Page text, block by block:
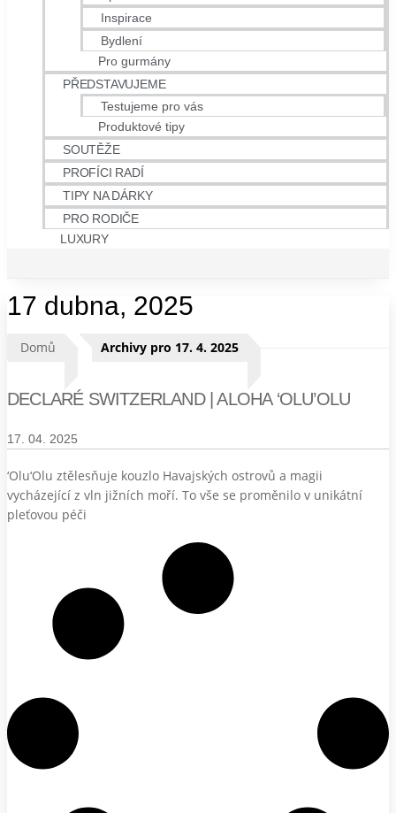
Inspirace
Bydlení
Pro gurmány
PŘEDSTAVUJEME
Testujeme pro vás
Produktové tipy
SOUTĚŽE
PROFÍCI RADÍ
TIPY NA DÁRKY
PRO RODIČE
LUXURY
17 dubna, 2025
Domů Archivy pro 17. 4. 2025
DECLARÉ SWITZERLAND | ALOHA ‘OLU’OLU
17. 04. 2025
‘Olu‘Olu ztělesňuje kouzlo Havajských ostrovů a magii
vycházející z vln jižních moří. To vše se proměnilo v unikátní
pleťovou péči